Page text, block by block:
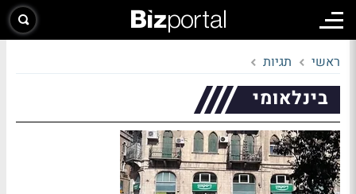
ראשי תגיות
בינלאומי